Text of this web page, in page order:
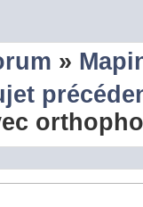
»